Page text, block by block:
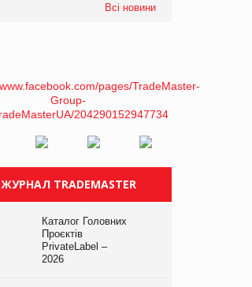
якого покупці
побачити на
Всі новини
ЖУРНАЛ TRADEMASTER
Каталог Головних
Проєктів
PrivateLabel –
2026